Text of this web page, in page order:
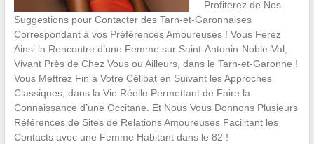
Profiterez de Nos
Suggestions pour Contacter des Tarn-et-Garonnaises
Correspondant à vos Préférences Amoureuses ! Vous Ferez
Ainsi la Rencontre d’une Femme sur Saint-Antonin-Noble-Val,
Vivant Près de Chez Vous ou Ailleurs, dans le Tarn-et-Garonne !
Vous Mettrez Fin à Votre Célibat en Suivant les Approches
Classiques, dans la Vie Réelle Permettant de Faire la
Connaissance d’une Occitane. Et Nous Vous Donnons Plusieurs
Références de Sites de Relations Amoureuses Facilitant les
Contacts avec une Femme Habitant dans le 82 !